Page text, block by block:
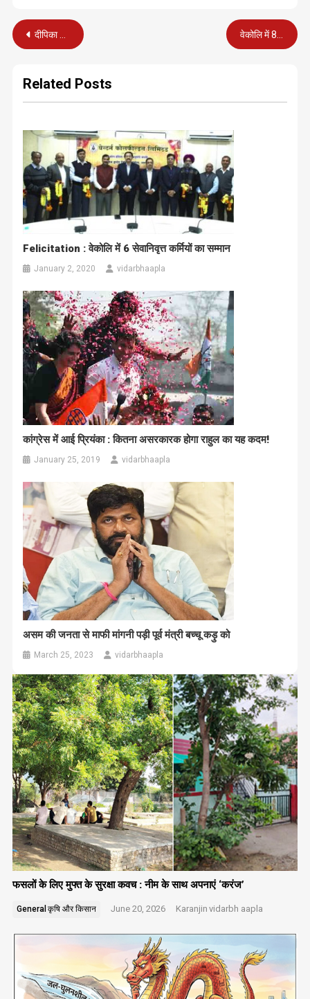
Post
दीपिका बनीं विश्व की खूबसूरत हसीना, फोर्ब्स की टाॅप 100 में शामिल
Related Posts
Felicitation : वेकोलि में 6 सेवानिवृत्त कर्मियों का सम्मान
January 2, 2020 vidarbhaapla
कांग्रेस में आई प्रियंका : कितना असरकारक होगा राहुल का यह कदम!
January 25, 2019 vidarbhaapla
असम की जनता से माफी मांगनी पड़ी पूर्व मंत्री बच्चू कड़ु को
March 25, 2023 vidarbhaapla
फसलों के लिए मुफ्त के सुरक्षा कवच : नीम के साथ अपनाएं ‘करंज’
General कृषि और किसान June 20, 2026 Karanjin vidarbh aapla